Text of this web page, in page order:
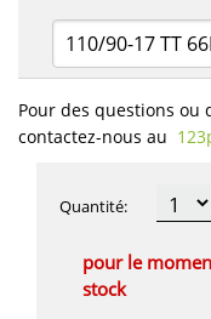
110/90-17 TT
Pour des questions ou
contactez-nous au
pour le
stock
Quantité: